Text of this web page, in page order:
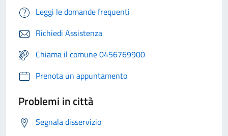
Leggi le domande frequenti
Richiedi Assistenza
Chiama il comune 0456769900
Prenota un appuntamento
Problemi in città
Segnala disservizio